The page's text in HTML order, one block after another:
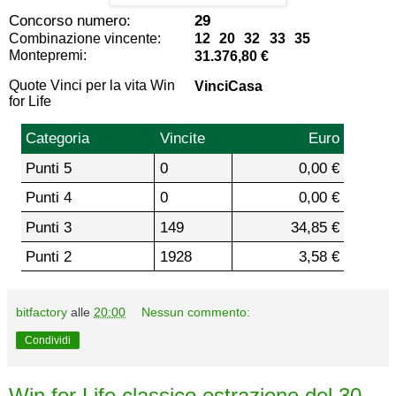
Concorso numero: 29
Combinazione vincente:
12 20 32 33 35
Montepremi:
31.376,80 €
Quote Vinci per la vita Win
for Life
VinciCasa
Categoria Vincite
Euro
Punti 5
0
0,00 €
Punti 4
0
0,00 €
Punti 3
149
34,85 €
Punti 2
1928 3,58 €
bitfactory alle 20:00 Nessun commento:
Condividi